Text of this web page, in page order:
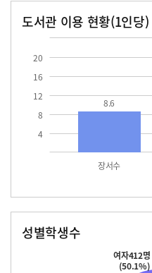
도서관 이용 현황(1인당)
4
8
12
16
20
장서수
8.6
성별학생수
여자412명
(50.1%)